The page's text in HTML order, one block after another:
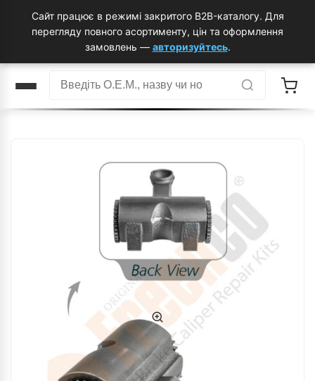
Сайт працює в режимі закритого B2B-каталогу. Для
перегляду повного асортименту, цін та оформлення
замовлень — авторизуйтесь.